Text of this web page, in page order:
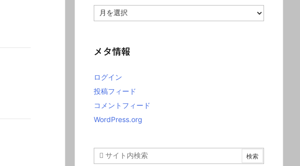
ー
ブ
メタ情報
ログイン
投稿フィード
コメントフィード
WordPress.org